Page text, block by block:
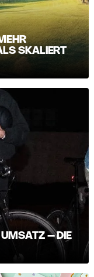
SKALIERT
– DIE